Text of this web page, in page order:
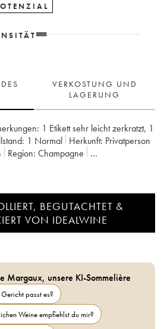
VERKOSTUNG UND
LAGERUNG
1 Etikett sehr leicht zerkratzt, 1
1 Normal Herkunft:
privatperson
Region:
Champagne
BEGUTACHTET &
VON IDEALWINE
Margaux, unsere KI-Sommelière
passt es?
Weine empfiehlst du mir?